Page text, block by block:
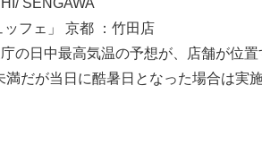
SENGAWA
フェ」 京都 ：竹田店
の日中最高気温の予想が、店舗が位
だが当日に酷暑日となった場合は実